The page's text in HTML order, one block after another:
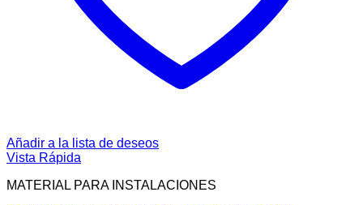
Añadir a la lista de deseos
Vista Rápida
MATERIAL PARA INSTALACIONES